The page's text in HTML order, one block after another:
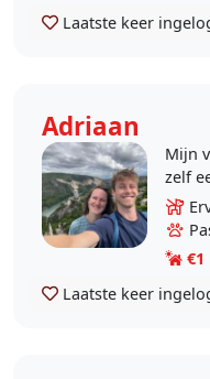
Laatste keer
Adriaan
Mijn
zelf
en
(dus
€1
Laatste keer